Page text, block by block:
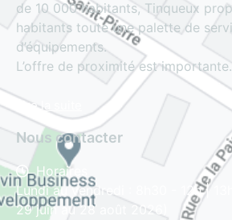
de 10 000 habitants, Tinqueux
habitants toute une palette de
d’équipements.
L’offre de proximité est
Lire la suite
Nous contacter
Horaires
Lundi au vendredi : 8h30 - 12h |
29 juin au 28 août 2026)